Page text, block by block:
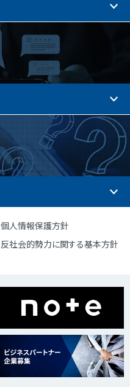
個人情報保護方針
反社会的勢力に関する基本方針